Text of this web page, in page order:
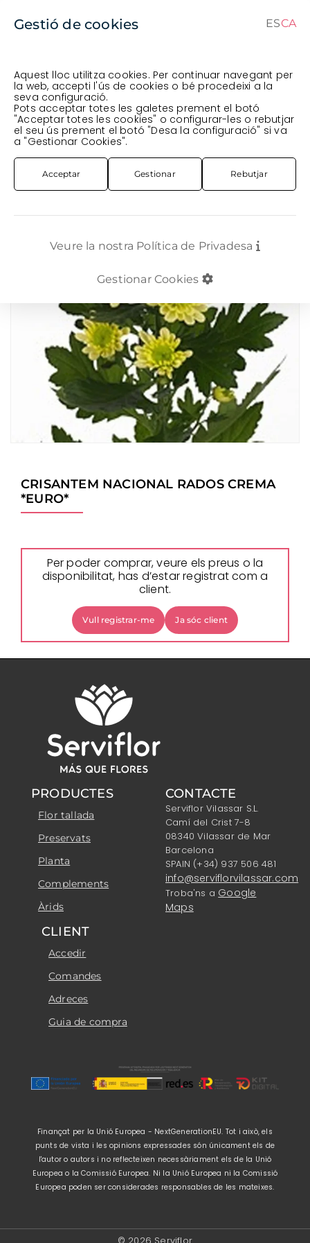
CAES
Comanda en curs (prevista per al) · Transportista
Veure comanda
FLOR TALLADA
CRISANTEM
CRISANTEM NACIONAL RADOS CREMA *EURO*
CRISANTEM NACIONAL RADOS CREMA
*EURO*
Per poder comprar, veure els preus o la
disponibilitat, has d’estar registrat com a
client.
Vull registrar-me Ja sóc client
Gestió de cookies ESCA
Aquest lloc utilitza cookies. Per continuar navegant per
la web, accepti l'ús de cookies o bé procedeixi a la
seva configuració.
Pots acceptar totes les galetes prement el botó
"Acceptar totes les cookies" o configurar-les o rebutjar
el seu ús prement el botó "Desa la configuració" si va
a "Gestionar Cookies".
Acceptar Gestionar Rebutjar
Veure la nostra Política de Privadesa
Gestionar Cookies
PRODUCTES
Flor tallada
Preservats
Planta
Complements
Àrids
CONTACTE
Serviflor Vilassar S.L.
Camí del Crist 7-8
08340 Vilassar de Mar
Barcelona
SPAIN (+34) 937 506 481
info@serviflorvilassar.com
Troba'ns a Google
Maps
CLIENT
Accedir
Comandes
Adreces
Guia de compra
Finançat per la Unió Europea - NextGenerationEU. Tot i això, els
punts de vista i les opinions expressades són únicament els de
l'autor o autors i no reflecteixen necessàriament els de la Unió
Europea o la Comissió Europea. Ni la Unió Europea ni la Comissió
Europea poden ser considerades responsables de les mateixes.
© 2026 Serviflor